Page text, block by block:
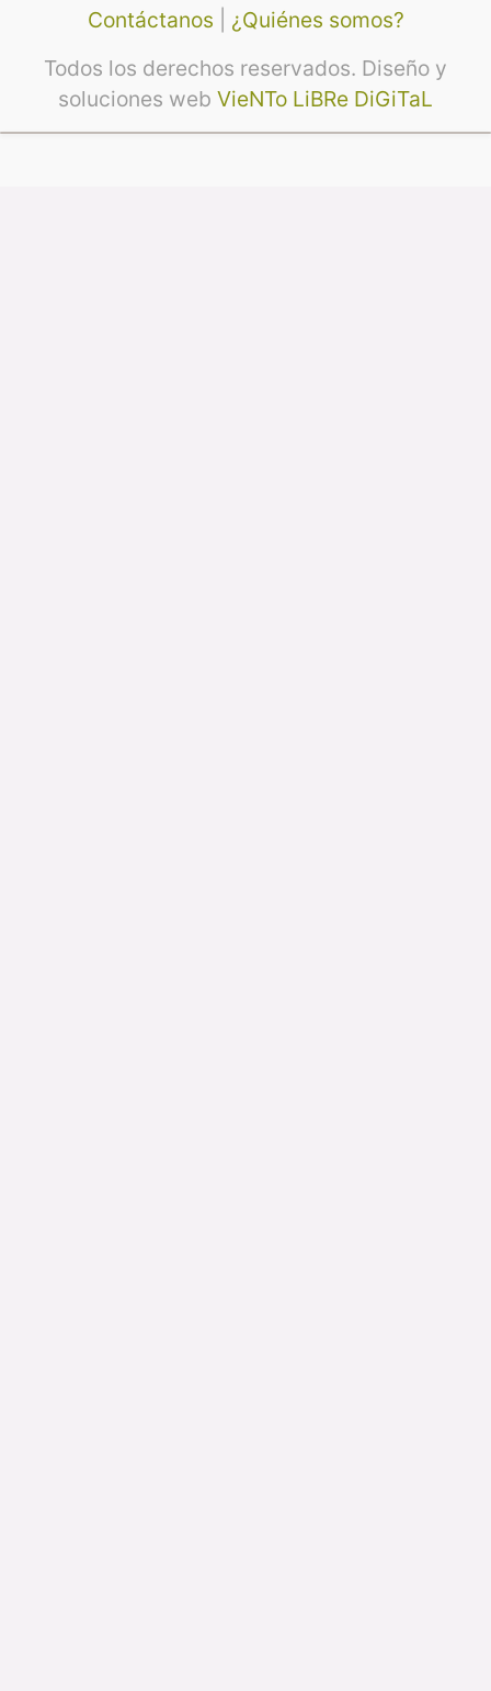
Contáctanos
¿Quiénes somos?
Todos los derechos reservados. Diseño y
soluciones web VieNTo LiBRe DiGiTaL